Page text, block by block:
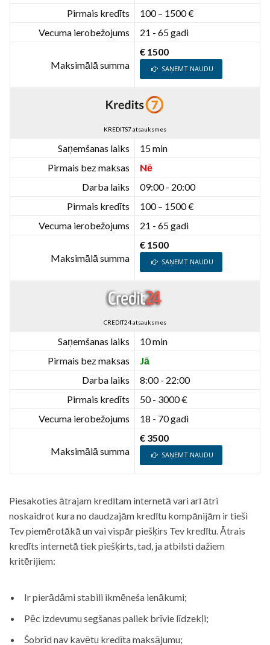
Pirmais kredīts
100 – 1500 €
Vecuma ierobežojums
21 - 65 gadi
Maksimālā summa
€ 1500
SAŅEMT NAUDU
KREDITS7 atsauksmes
Saņemšanas laiks
15 min
Pirmais bez maksas
Nē
Darba laiks
09:00 - 20:00
Pirmais kredīts
100 – 1500 €
Vecuma ierobežojums
21 - 65 gadi
Maksimālā summa
€ 1500
SAŅEMT NAUDU
CREDIT24 atsauksmes
Saņemšanas laiks
10 min
Pirmais bez maksas
Jā
Darba laiks
8:00 - 22:00
Pirmais kredīts
50 - 3000 €
Vecuma ierobežojums
18 - 70 gadi
Maksimālā summa
€ 3500
SAŅEMT NAUDU
Piesakoties ātrajam kredītam internetā vari arī ātri
noskaidrot kura no daudzajām kredītu kompānijām ir tieši
Tev piemērotākā un vai vispār piešķirs Tev kredītu. Ātrais
kredīts internetā tiek piešķirts, tad, ja atbilsti dažiem
kritērijiem:
Ir pierādāmi stabili ikmēneša ienākumi;
Pēc izdevumu segšanas paliek brīvie līdzekļi;
Šobrīd nav kavētu kredīta maksājumu;